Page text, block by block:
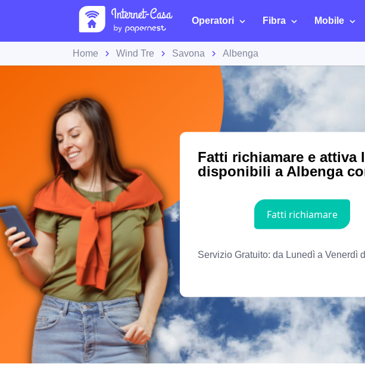
Operatori Fibra Mobile
Home Wind Tre Savona Albenga